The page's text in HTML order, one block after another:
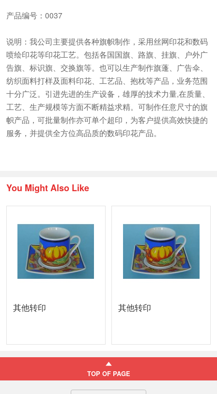
产品编号：0037
说明：我公司主要提供各种旗帜制作，采用丝网印花和数码
喷绘印花等印花工艺。包括各国国旗、路旗、挂旗、户外广
告旗、标识旗、交换旗等。也可以生产制作旗蓬、广告伞、
纺织面料打样及面料印花、工艺品、抱枕等产品，业务范围
十分广泛。引进先进的生产设备，雄厚的技术力量,在质量、
工艺、生产规模等方面不断精益求精。可制作任意尺寸的旗
帜产品，可批量制作亦可单个超印，为客户提供高效快捷的
服务，并提供全方位高品质的数码印花产品。
You Might Also Like
其他转印 其他转印
TOP OF PAGE